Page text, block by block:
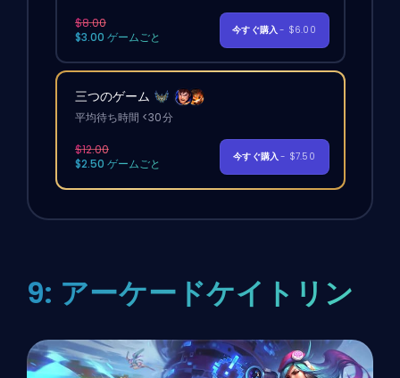
$8.00
$3.00 ゲームごと
今すぐ購入- $6.00
三つのゲーム
平均待ち時間 <30分
$12.00
$2.50 ゲームごと
今すぐ購入- $7.50
9: アーケードケイトリン